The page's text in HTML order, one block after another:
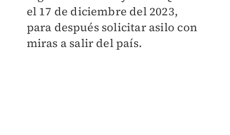
el 17 de diciembre del 2023,
para después solicitar asilo con
miras a salir del país.